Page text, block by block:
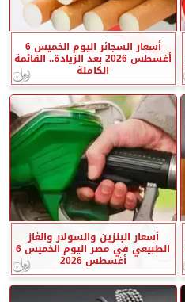
أسعار السجائر اليوم الخميس 6
أغسطس 2026 بعد الزيادة.. القائمة
الكاملة
أسعار البنزين والسولار والغاز
الطبيعي في مصر اليوم الخميس 6
أغسطس 2026